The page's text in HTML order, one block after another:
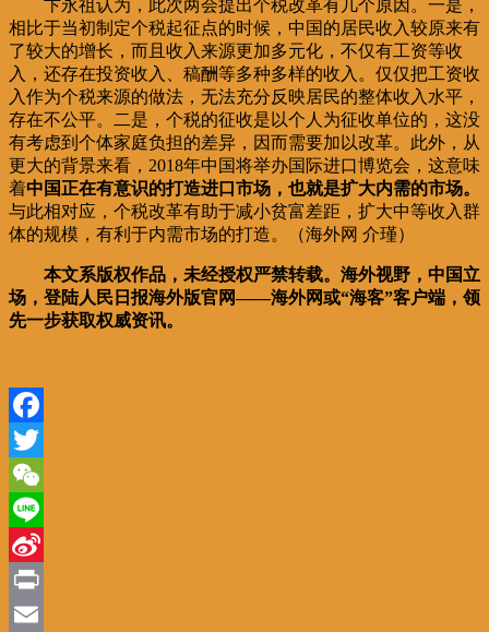
卞永祖认为，此次两会提出个税改革有几个原因。一是，
相比于当初制定个税起征点的时候，中国的居民收入较原来有
了较大的增长，而且收入来源更加多元化，不仅有工资等收
入，还存在投资收入、稿酬等多种多样的收入。仅仅把工资收
入作为个税来源的做法，无法充分反映居民的整体收入水平，
存在不公平。二是，个税的征收是以个人为征收单位的，这没
有考虑到个体家庭负担的差异，因而需要加以改革。此外，从
更大的背景来看，2018年中国将举办国际进口博览会，这意味
着中国正在有意识的打造进口市场，也就是扩大内需的市场。
与此相对应，个税改革有助于减小贫富差距，扩大中等收入群
体的规模，有利于内需市场的打造。（海外网 介瑾）
本文系版权作品，未经授权严禁转载。海外视野，中国立
场，登陆人民日报海外版官网——海外网或“海客”客户端，领
先一步获取权威资讯。
Facebook
Twitter
WeChat
Line
Sina
Weibo
Print